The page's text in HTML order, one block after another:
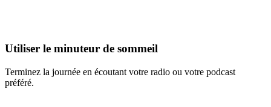
Utiliser le minuteur de sommeil
Terminez la journée en écoutant votre radio ou votre podcast
préféré.